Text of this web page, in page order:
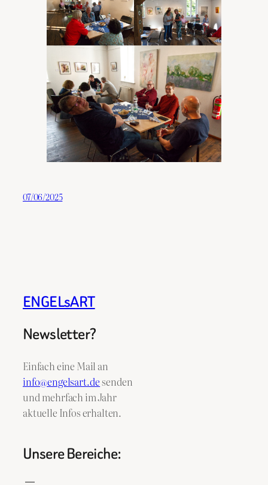
07/06/2025
ENGELsART
Newsletter?
Einfach eine Mail an
info@engelsart.desenden
und mehrfach im Jahr
aktuelle Infos erhalten.
Unsere Bereiche: